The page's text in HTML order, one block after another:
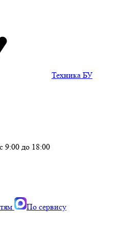
Техника БУ
9:00 до 18:00
По сервису